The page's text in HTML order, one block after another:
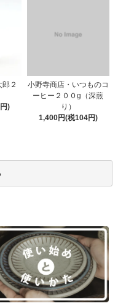
２
)
小野寺商店・いつものコ
ーヒー２００g（深煎
り）
1,400円(税104円)